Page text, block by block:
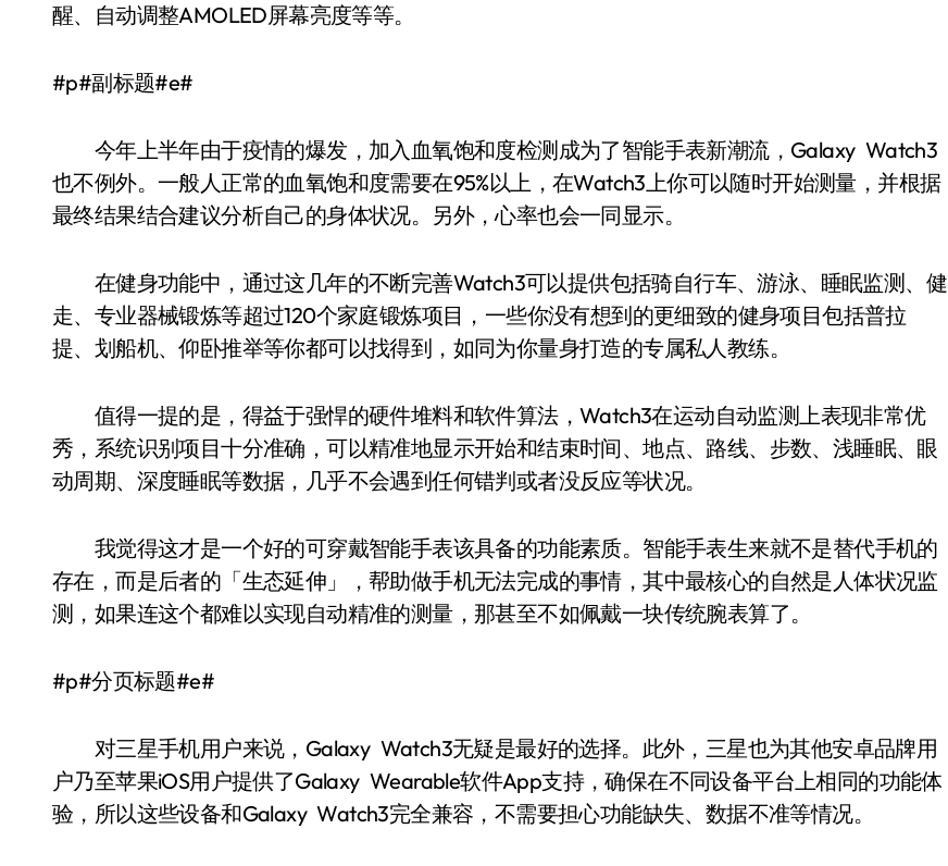
醒、自动调整AMOLED屏幕亮度等等。
#p#副标题#e#
今年上半年由于疫情的爆发，加入血氧饱和度检测成为了智能手表新潮流，Galaxy Watch3
也不例外。一般人正常的血氧饱和度需要在95%以上，在Watch3上你可以随时开始测量，并根据
最终结果结合建议分析自己的身体状况。另外，心率也会一同显示。
在健身功能中，通过这几年的不断完善Watch3可以提供包括骑自行车、游泳、睡眠监测、健
走、专业器械锻炼等超过120个家庭锻炼项目，一些你没有想到的更细致的健身项目包括普拉
提、划船机、仰卧推举等你都可以找得到，如同为你量身打造的专属私人教练。
值得一提的是，得益于强悍的硬件堆料和软件算法，Watch3在运动自动监测上表现非常优
秀，系统识别项目十分准确，可以精准地显示开始和结束时间、地点、路线、步数、浅睡眠、眼
动周期、深度睡眠等数据，几乎不会遇到任何错判或者没反应等状况。
我觉得这才是一个好的可穿戴智能手表该具备的功能素质。智能手表生来就不是替代手机的
存在，而是后者的「生态延伸」，帮助做手机无法完成的事情，其中最核心的自然是人体状况监
测，如果连这个都难以实现自动精准的测量，那甚至不如佩戴一块传统腕表算了。
#p#分页标题#e#
对三星手机用户来说，Galaxy Watch3无疑是最好的选择。此外，三星也为其他安卓品牌用
户乃至苹果iOS用户提供了Galaxy Wearable软件App支持，确保在不同设备平台上相同的功能体
验，所以这些设备和Galaxy Watch3完全兼容，不需要担心功能缺失、数据不准等情况。